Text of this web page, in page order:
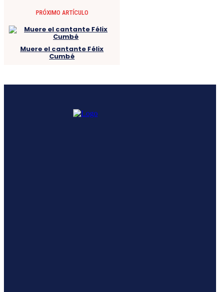
PRÓXIMO ARTÍCULO
Muere el cantante Félix
Cumbé